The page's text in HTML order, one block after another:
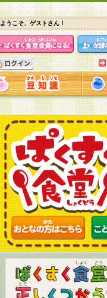
ようこそ、ゲストさん！